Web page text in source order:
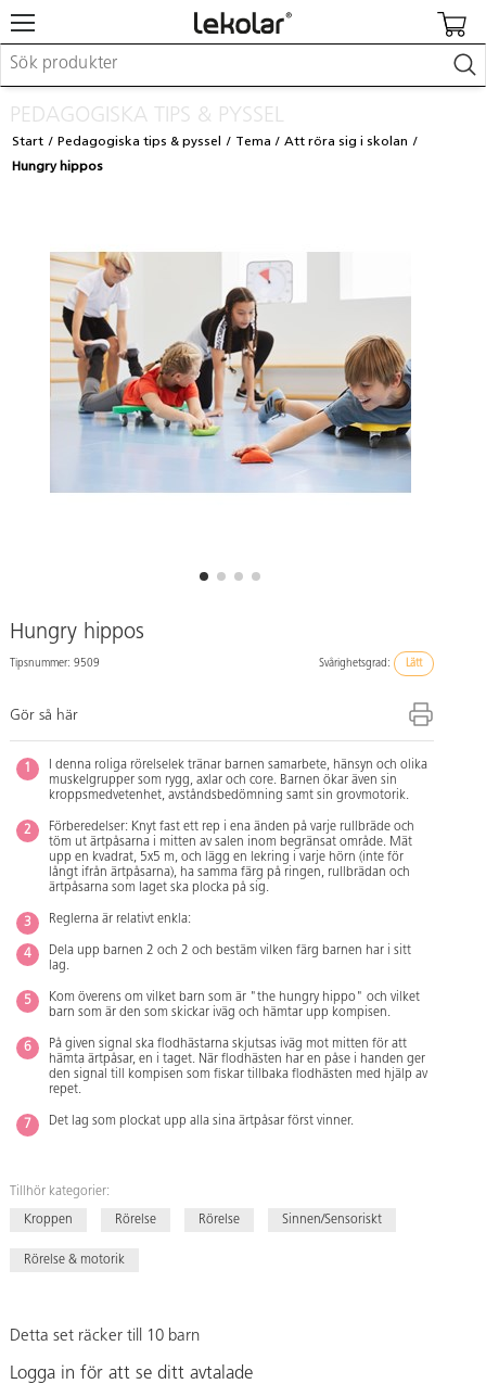
Möbler & inredning
Skapa
Leka
Logga in / Registrera dig
Hitta din säljare
Kontakta Lekolar
PEDAGOGISKA TIPS & PYSSEL
Start Pedagogiska tips & pyssel Tema
Att röra sig i skolan
Hungry hippos
Hungry hippos
Tipsnummer: 9509 Svårighetsgrad: Lätt
Gör så här
I denna roliga rörelselek tränar barnen samarbete, hänsyn och olika
muskelgrupper som rygg, axlar och core. Barnen ökar även sin
kroppsmedvetenhet, avståndsbedömning samt sin grovmotorik.
Förberedelser: Knyt fast ett rep i ena änden på varje rullbräde och
töm ut ärtpåsarna i mitten av salen inom begränsat område. Mät
upp en kvadrat, 5x5 m, och lägg en lekring i varje hörn (inte för
långt ifrån ärtpåsarna), ha samma färg på ringen, rullbrädan och
ärtpåsarna som laget ska plocka på sig.
Reglerna är relativt enkla:
Dela upp barnen 2 och 2 och bestäm vilken färg barnen har i sitt
lag.
Kom överens om vilket barn som är "the hungry hippo" och vilket
barn som är den som skickar iväg och hämtar upp kompisen.
På given signal ska flodhästarna skjutsas iväg mot mitten för att
hämta ärtpåsar, en i taget. När flodhästen har en påse i handen ger
den signal till kompisen som fiskar tillbaka flodhästen med hjälp av
repet.
Det lag som plockat upp alla sina ärtpåsar först vinner.
Tillhör kategorier:
Kroppen Rörelse Rörelse Sinnen/Sensoriskt
Rörelse & motorik
Detta set räcker till 10 barn
Logga in för att se ditt avtalade